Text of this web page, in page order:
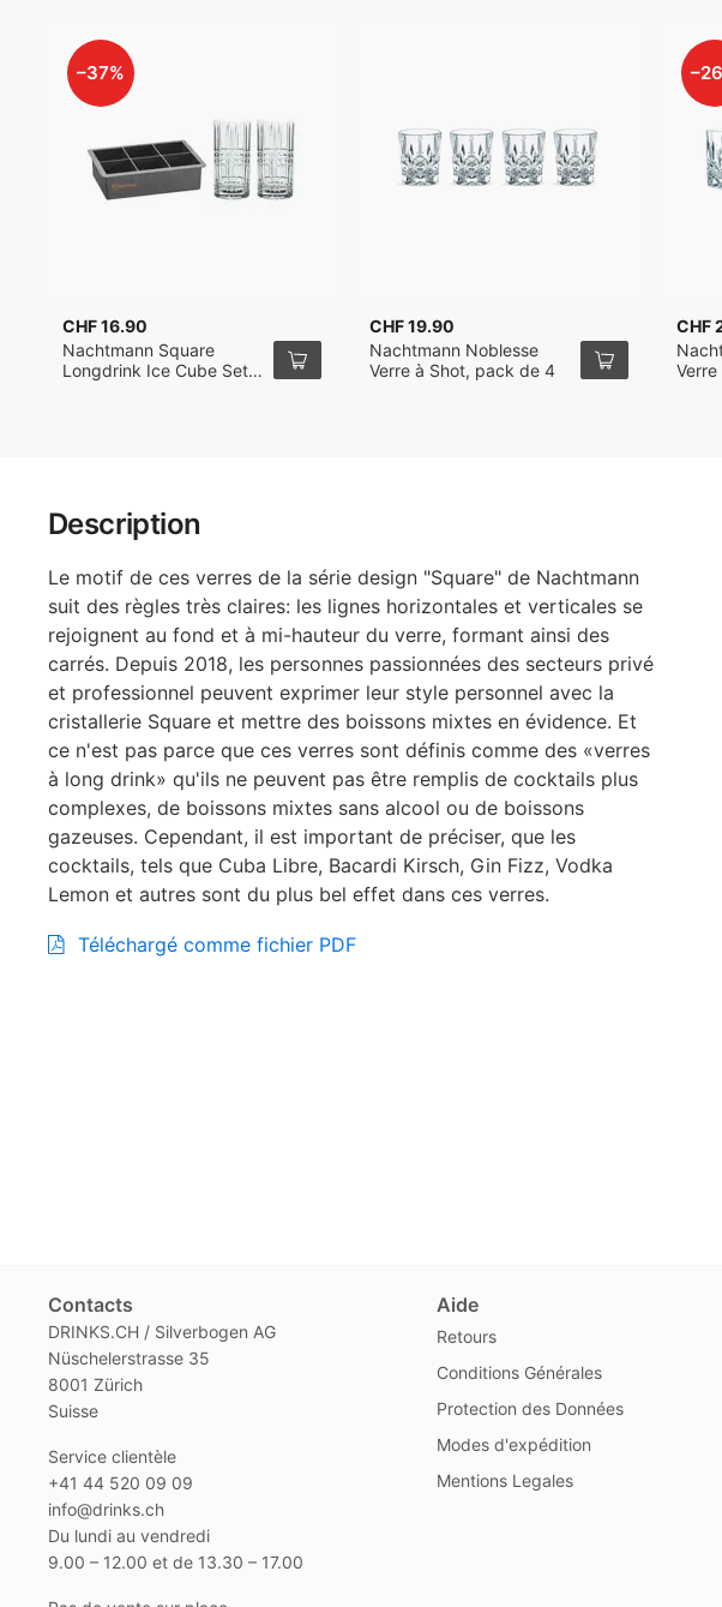
Description
Le motif de ces verres de la série design "Square" de Nachtmann
suit des règles très claires: les lignes horizontales et verticales se
rejoignent au fond et à mi-hauteur du verre, formant ainsi des
carrés. Depuis 2018, les personnes passionnées des secteurs privé
et professionnel peuvent exprimer leur style personnel avec la
cristallerie Square et mettre des boissons mixtes en évidence. Et
ce n'est pas parce que ces verres sont définis comme des «verres
à long drink» qu'ils ne peuvent pas être remplis de cocktails plus
complexes, de boissons mixtes sans alcool ou de boissons
gazeuses. Cependant, il est important de préciser, que les
cocktails, tels que Cuba Libre, Bacardi Kirsch, Gin Fizz, Vodka
Lemon et autres sont du plus bel effet dans ces verres.
Téléchargé comme fichier PDF
–37%
CHF 16.90
Nachtmann Square
Longdrink Ice Cube Set
CHF 19.90
Nachtmann Noblesse
Verre à Shot, pack de 4
CHF
Verre
Contacts
DRINKS.CH / Silverbogen AG
Nüschelerstrasse 35
8001 Zürich
Suisse
Service clientèle
+41 44 520 09 09
info@drinks.ch
Du lundi au vendredi
9.00 – 12.00 et de 13.30 – 17.00
Aide
Retours
Conditions Générales
Protection des Données
Modes d'expédition
Mentions Legales